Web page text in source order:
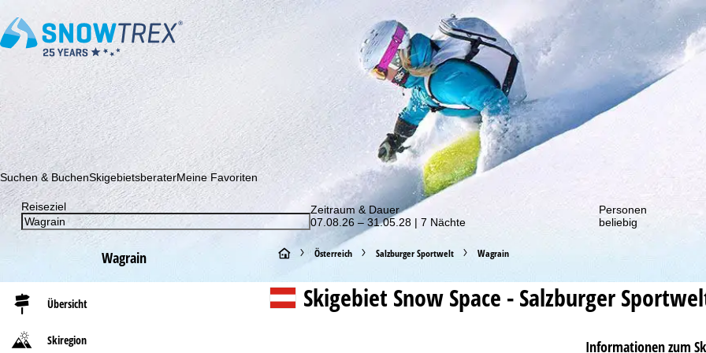
Abonnieren Sie unseren Newsletter und erfahren Sie als Erster von unseren Rabatt-Aktionen!
Suchen & BuchenSkigebietsberaterMeine Favoriten
Reiseziel
Zeitraum & Dauer
07.08.26 – 31.05.28 | 7 Nächte
Personen
beliebig
Wagrain
Übersicht
Skiregion
S
t
Österreich Salzburger Sportwelt Wagrain
SkigebietSnow Space - Salzburger
Informationen zum